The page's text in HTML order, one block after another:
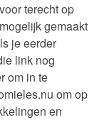
terecht op
gemaakt
je eerder
link nog
om in te
om op
en